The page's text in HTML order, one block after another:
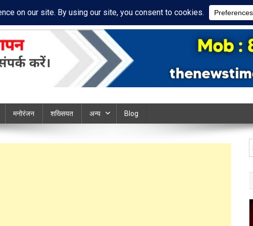
Policy Disclaimer
chandauli
मनोरंजन शख्सियत अन्य Blog